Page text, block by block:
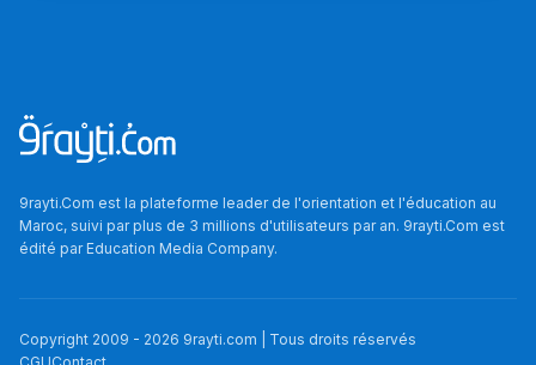
Ki Derti Liha
ومن الخارج، بشرى
9rayti.Com est la plateforme leader de l'orientation et l'éducation au
Maroc, suivi par plus de 3 millions d'utilisateurs par an. 9rayti.Com est
édité parEducation Media Company.
Copyright 2009 - 2026 9rayti.com | Tous droits réservés